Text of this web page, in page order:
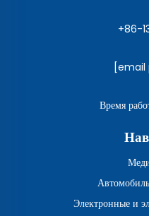
+86-
Время
Электронные и